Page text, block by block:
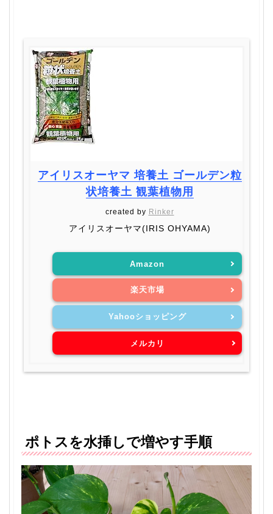
アイリスオーヤマ 培養土 ゴールデン粒
状培養土 観葉植物用
created by Rinker
アイリスオーヤマ(IRIS OHYAMA)
Amazon
楽天市場
Yahooショッピング
メルカリ
ポトスを水挿しで増やす手順